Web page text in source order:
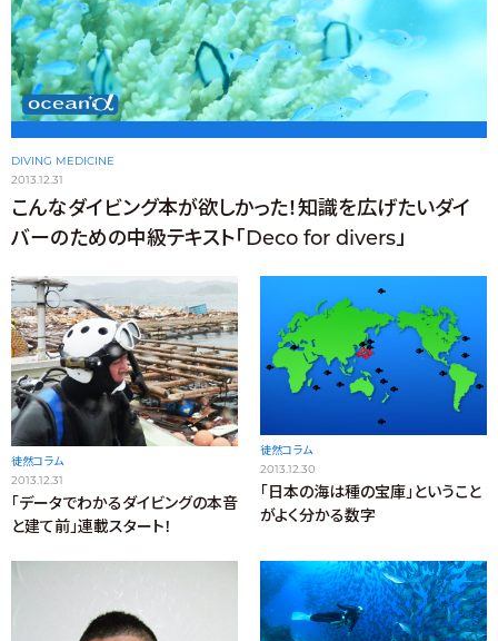
DIVING MEDICINE
2013.12.31
こんなダイビング本が欲しかった！知識を広げたいダイ
バーのための中級テキスト「Deco for divers」
徒然コラム
2013.12.31
「データでわかるダイビングの本音
と建て前」連載スタート！
徒然コラム
2013.12.30
「日本の海は種の宝庫」ということ
がよく分かる数字